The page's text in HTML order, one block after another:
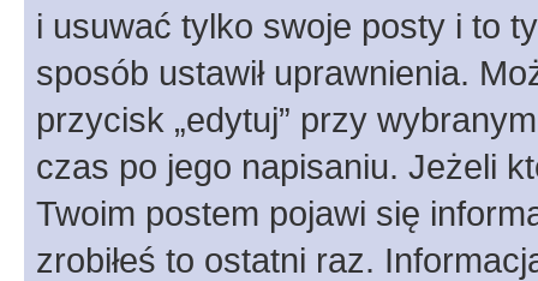
i usuwać tylko swoje posty i to
sposób ustawił uprawnienia.
przycisk „edytuj” przy
czas po jego napisaniu. Jeżeli
Twoim postem pojawi się
zrobiłeś to ostatni raz.